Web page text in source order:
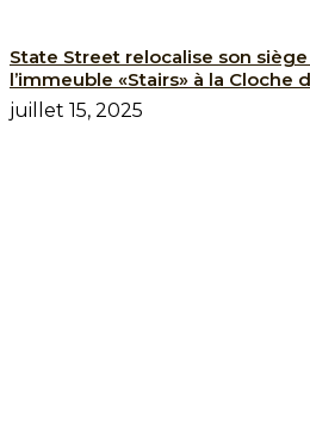
State Street relocalise son
l’immeuble «Stairs» à la Cloche
juillet 15, 2025